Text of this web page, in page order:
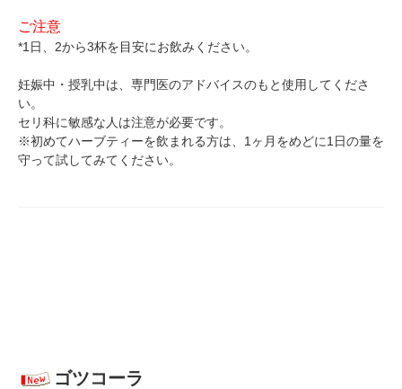
ご注意
*1日、2から3杯を目安にお飲みください。
妊娠中・授乳中は、専門医のアドバイスのもと使用してくださ
い。
セリ科に敏感な人は注意が必要です。
※初めてハーブティーを飲まれる方は、1ヶ月をめどに1日の量を
守って試してみてください。
ゴツコーラ